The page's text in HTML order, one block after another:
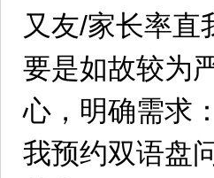
又友/家长率直
要是如故较为
心，明确需求
我预约双语盘